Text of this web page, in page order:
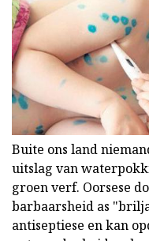
Buite ons land
uitslag van
groen verf. Oorsese
barbaarsheid as
antiseptiese en kan